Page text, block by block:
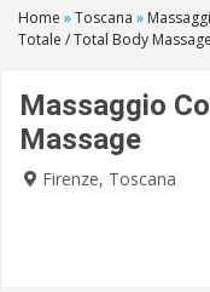
Home »Toscana » Massaggi
Totale / Total Body Massage
Massaggio
Massage
Firenze, Toscana